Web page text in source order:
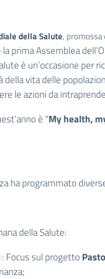
della Salute,
prima Assemblea
è un’occasione per
della vita delle
le azioni da
è "My health,
ha programmato
della Salute:
Focus sul progetto